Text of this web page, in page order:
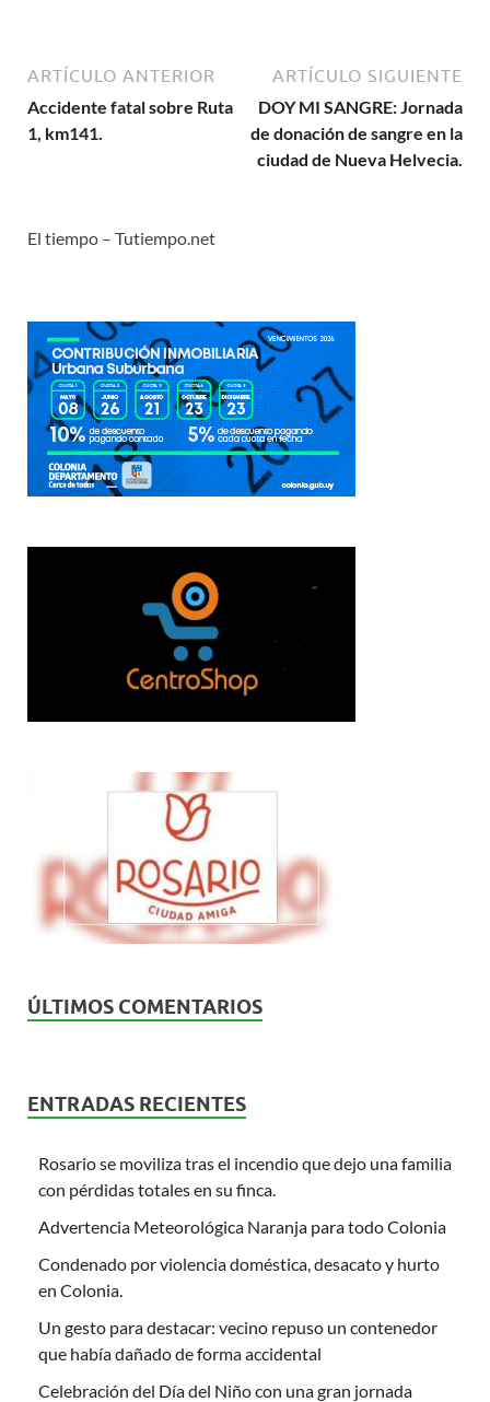
ARTÍCULO ANTERIOR
Accidente fatal sobre Ruta
1, km141.
ARTÍCULO SIGUIENTE
DOY MI SANGRE: Jornada
de donación de sangre en la
ciudad de Nueva Helvecia.
El tiempo – Tutiempo.net
ÚLTIMOS COMENTARIOS
ENTRADAS RECIENTES
Rosario se moviliza tras el incendio que dejo una familia
con pérdidas totales en su finca.
Advertencia Meteorológica Naranja para todo Colonia
Condenado por violencia doméstica, desacato y hurto
en Colonia.
Un gesto para destacar: vecino repuso un contenedor
que había dañado de forma accidental
Celebración del Día del Niño con una gran jornada